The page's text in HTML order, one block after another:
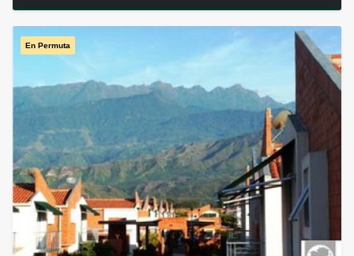
En Permuta